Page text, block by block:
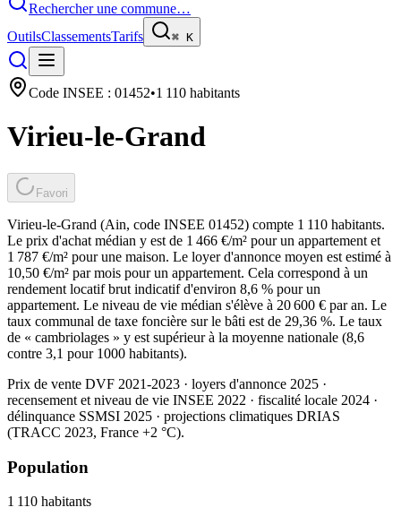
Rechercher une commune…
OutilsClassementsTarifs ⌘ K
Code INSEE : 01452•1 110 habitants
Virieu-le-Grand
Favori
Virieu-le-Grand (Ain, code INSEE 01452) compte 1 110 habitants.
Le prix d'achat médian y est de 1 466 €/m² pour un appartement et
1 787 €/m² pour une maison. Le loyer d'annonce moyen est estimé à
10,50 €/m² par mois pour un appartement. Cela correspond à un
rendement locatif brut indicatif d'environ 8,6 % pour un
appartement. Le niveau de vie médian s'élève à 20 600 € par an. Le
taux communal de taxe foncière sur le bâti est de 29,36 %. Le taux
de « cambriolages » y est supérieur à la moyenne nationale (8,6
contre 3,1 pour 1000 habitants).
Prix de vente DVF 2021-2023 · loyers d'annonce 2025 ·
recensement et niveau de vie INSEE 2022 · fiscalité locale 2024 ·
délinquance SSMSI 2025 · projections climatiques DRIAS
(TRACC 2023, France +2 °C).
Population
1 110 habitants